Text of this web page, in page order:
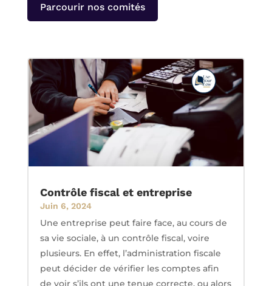
Parcourir nos comités
Contrôle fiscal et entreprise
Juin 6, 2024
Une entreprise peut faire face, au cours de
sa vie sociale, à un contrôle fiscal, voire
plusieurs. En effet, l’administration fiscale
peut décider de vérifier les comptes afin
de voir s’ils ont une tenue correcte, ou alors